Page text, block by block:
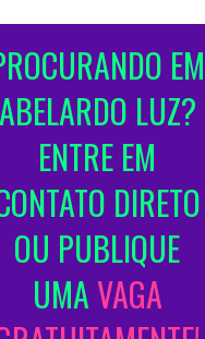
EM
ABELARDO LUZ?
ENTRE EM
DIRETO
OU PUBLIQUE
UMAVAGA